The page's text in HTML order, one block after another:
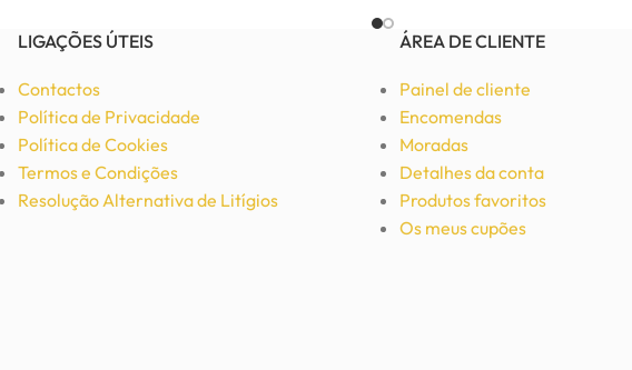
LIGAÇÕES ÚTEIS
Contactos
Política de Privacidade
Política de Cookies
Termos e Condições
Resolução Alternativa de Litígios
ÁREA DE CLIENTE
Painel de cliente
Encomendas
Moradas
Detalhes da conta
Produtos favoritos
Os meus cupões